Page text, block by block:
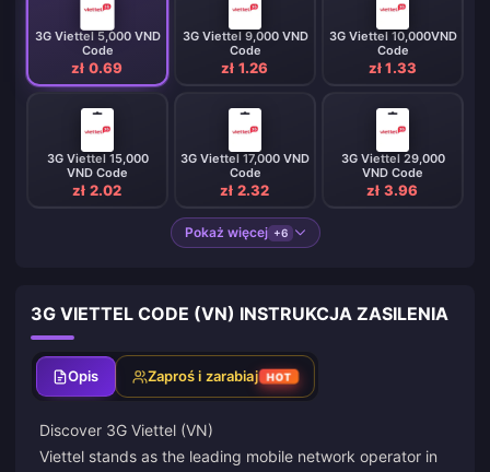
3G Viettel 5,000 VND
Code
zł 0.69
3G Viettel 9,000 VND
Code
zł 1.26
3G Viettel 10,000VND
Code
zł 1.33
3G Viettel 15,000
VND Code
zł 2.02
3G Viettel 17,000 VND
Code
zł 2.32
3G Viettel 29,000
VND Code
zł 3.96
Pokaż więcej +6
3G VIETTEL CODE (VN) INSTRUKCJA ZASILENIA
Opis Zaproś i zarabiaj HOT
Discover 3G Viettel (VN)
Viettel stands as the leading mobile network operator in